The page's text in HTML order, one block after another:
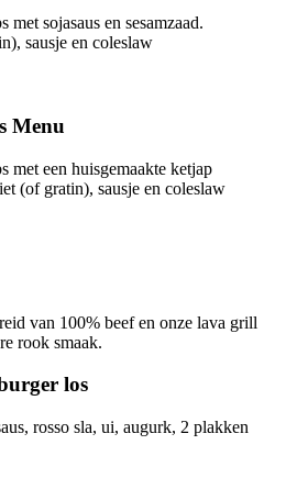
sojasaus en sesamzaad.
sausje en coleslaw
Menu
met een huisgemaakte ketjap
(of gratin), sausje en coleslaw
van 100% beef en onze lava grill
rook smaak.
los
rosso sla, ui, augurk, 2 plakken